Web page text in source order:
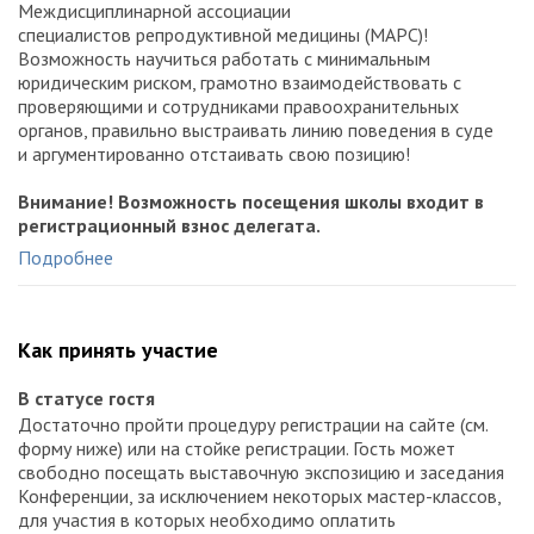
иммунизация признана одним из самых эффективных
способов профилактики;отмечена приоритетная роль
участкового врачав формировании мнения родителей
пациентов по вопросу необходимости иммунизации.
Формирование устойчивостимикроорганизмов к
антибактериальным средствам — серьёзнейший вызов
современному здравоохранению. Безусловно, рекомендуя
очередь руководствуется интересами конкретного
ребёнка,что, конечно, правильно, но зачастую это
приводит к излишним «перестраховкам». Масштабы
нерационального
единого алгоритма действий могут способствовать
клинические рекомендации
статус обязательных к применению.
Решать обозначенные проблемы каждому врачу
приходится на постоянной основе, а вот опыта ведения
детей сорфанными заболеваниямиу большинства
специалистов практически нет. Столкнувшись с
расстройством в практической деятельности, его обычно
Междисциплинарной ассоциации
специалистов репродуктивной медицины (МАРС)!
Возможность научиться работать с минимальным
юридическим риском, грамотно взаимодействовать с
проверяющими и сотрудниками правоохранительных
органов, правильно выстраивать линию поведения в суде
и аргументированно отстаивать свою позицию!
Внимание! Возможность посещения школы входит в
регистрационный взнос делегата.
К ОБСУЖДЕНИЮ
чтобы добиться госпитализации?
получать информированное добровольное согласие?
«А доктор Комаровский советует по-другому»: как
наладить диалог с родителями?
Фармакотерапия не по инструкции к применению
лекарственного средства: как минимизировать риски
для пациента и врача?
Подробнее
Как принять участие
В статусе гостя
Достаточно пройти процедуру регистрации на сайте (см.
форму ниже) или на стойке регистрации. Гость может
свободно посещать выставочную экспозицию и заседания
Конференции, за исключением некоторых мастер-классов,
для участия в которых необходимо оплатить